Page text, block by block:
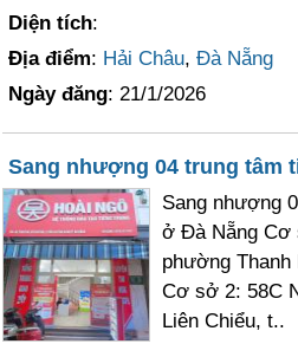
Diện tích:
Địa điểm: Hải Châu,Đà Nẵng
Ngày đăng: 21/1/2026
Sang nhượng 04 trung tâm
Sang nhượng
ở Đà Nẵng Cơ
phường Thanh
Cơ sở 2: 58C
Liên Chiểu, t..